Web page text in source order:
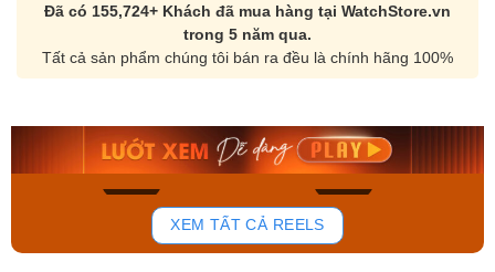
Đã có 155,724+ Khách đã mua hàng tại WatchStore.vn
trong 5 năm qua.
Tất cả sản phẩm chúng tôi bán ra đều là chính hãng 100%
144
Orient Nam RA-
Mua ngay
Casio Nam MTS-
Mua ngay
XEM TẤT CẢ REELS